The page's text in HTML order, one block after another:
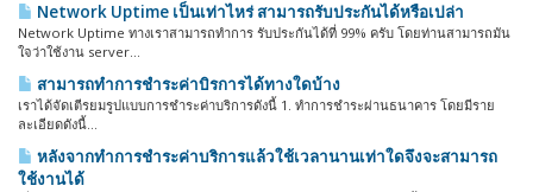
Network Uptime เป็นเท่าไหร่ สามารถรับประกันได้หรือเปล่า
Network Uptime ทางเราสามารถทำการ รับประกันได้ที่ 99% ครับ โดยท่านสามารถมัน
ใจว่าใช้งาน server...
สามารถทำการชำระค่าบิรการได้ทางใดบ้าง
เราได้จัดเตีรยมรูปแบบการชำระค่าบริการดังนี้ 1. ทำการชำระผ่านธนาคาร โดยมีราย
ละเอียดดังนี้...
หลังจากทำการชำระค่าบริการแล้วใช้เวลานานเท่าใดจึงจะสามารถ
ใช้งานได้